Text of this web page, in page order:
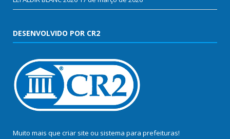
DESENVOLVIDO POR CR2
Muito mais que criar site ou sistema para prefeituras!